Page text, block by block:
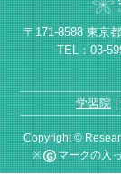
〒171-8588 東京
TEL：03-
学習院
Copyright ©
※
マークの入